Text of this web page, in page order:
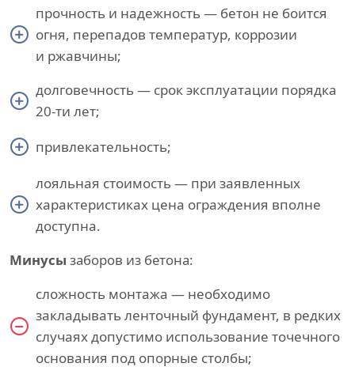
прочность и надежность — бетон не боится
огня, перепадов температур, коррозии
и ржавчины;
долговечность — срок эксплуатации порядка
20-ти лет;
привлекательность;
лояльная стоимость — при заявленных
характеристиках цена ограждения вполне
доступна.
Минусы заборов из бетона:
сложность монтажа — необходимо
закладывать ленточный фундамент, в редких
случаях допустимо использование точечного
основания под опорные столбы;